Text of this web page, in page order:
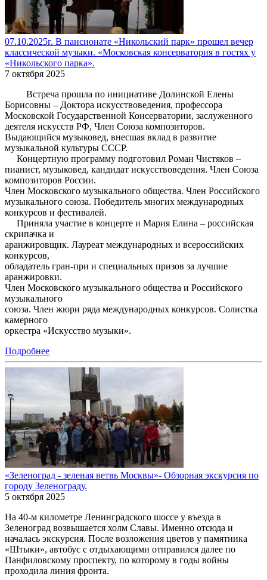
07.10.2025г. В пансионате «Никольский парк» прошел вечер
классической музыки. «Московская консерватория в гостях у
«Никольского парка».
7 октября 2025
Встреча прошла по инициативе Долинской Елены
Борисовны – Доктора искусствоведения, профессора
Московской Государственной Консерватории, заслуженного
деятеля искусств РФ, Член Союза композиторов.
Выдающийся музыковед, внесшая вклад в развитие
музыкальной культуры СССР.
Концертную программу подготовил Роман Чистяков –
пианист, музыковед, кандидат искусствоведения. Член Союза
композиторов России.
Член Московского музыкального общества. Член Российского
музыкального союза. Победитель многих международных
конкурсов и фестивалей.
Приняла участие в концерте и Мария Елина – российская
скрипачка и
аранжировщик. Лауреат международных и всероссийских
конкурсов,
обладатель гран-при и специальных призов за лучшие
аранжировки.
Член Московского музыкального общества и Российского
музыкального
союза. Член жюри ряда международных конкурсов. Солистка
камерного
оркестра «Искусство музыки».
Подробнее
«Зеленоград - зеленая ветвь Москвы»- Обзорная экскурсия по
городу Зеленограду.
5 октября 2025
На 40-м километре Ленинградского шоссе у въезда в
Зеленоград возвышается холм Славы. Именно отсюда и
началась экскурсия. После возложения цветов у памятника
«Штыки», автобус с отдыхающими отправился далее по
Панфиловскому проспекту, по которому в годы войны
проходила линия фронта.